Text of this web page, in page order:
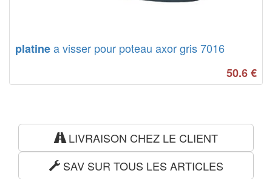
platinea visser pour poteau axor gris 7016
50.6€
LIVRAISON CHEZ LE CLIENT
SAV SUR TOUS LES ARTICLES